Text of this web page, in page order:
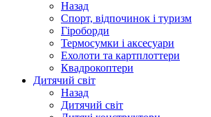
Назад
Спорт, відпочинок і туризм
Гіроборди
Термосумки і аксесуари
Ехолоти та картплоттери
Квадрокоптери
Дитячий світ
Назад
Дитячий світ